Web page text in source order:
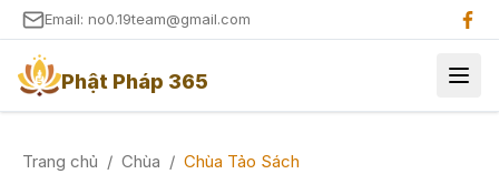
Email: no0.19team@gmail.com
Phật Pháp 365
Trang chủ / Chùa / Chùa Tảo Sách